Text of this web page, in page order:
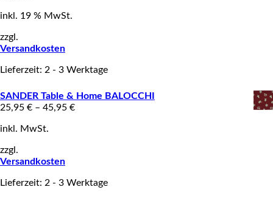
inkl. 19 % MwSt.
zzgl.
Versandkosten
Lieferzeit: 2 - 3 Werktage
SANDER Table & Home BALOCCHI
25,95 € – 45,95 €
inkl. MwSt.
zzgl.
Versandkosten
Lieferzeit: 2 - 3 Werktage